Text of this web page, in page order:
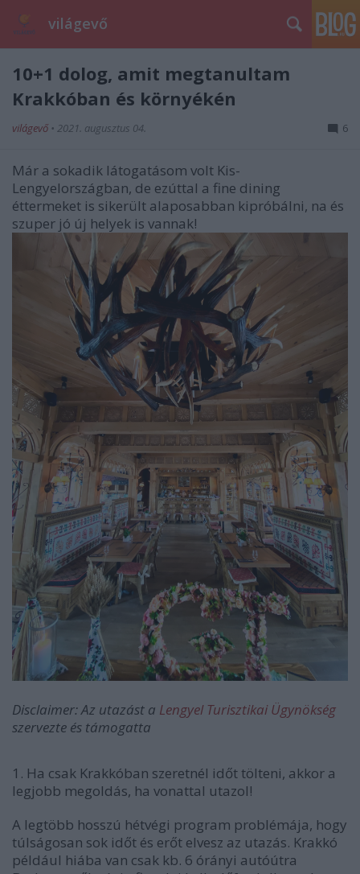
világevő
10+1 dolog, amit megtanultam
Krakkóban és környékén
világevő • 2021. augusztus 04. 6
Már a sokadik látogatásom volt Kis-
Lengyelországban, de ezúttal a fine dining
éttermeket is sikerült alaposabban kipróbálni, na és
szuper jó új helyek is vannak!
Disclaimer: Az utazást a Lengyel Turisztikai Ügynökség
szervezte és támogatta
1. Ha csak Krakkóban szeretnél időt tölteni, akkor a
legjobb megoldás, ha vonattal utazol!
A legtöbb hosszú hétvégi program problémája, hogy
túlságosan sok időt és erőt elvesz az utazás. Krakkó
például hiába van csak kb. 6 órányi autóútra